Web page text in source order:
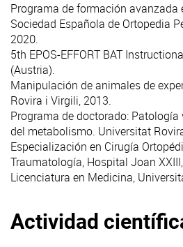
Programa de formación avanzada
Sociedad Española de Ortopedia
2020.
5th EPOS-EFFORT BAT
(Austria).
Manipulación de animales de
Rovira i Virgili, 2013.
Programa de doctorado:
del metabolismo. Universitat
Especialización en Cirugía
Traumatología, Hospital Joan
Licenciatura en Medicina,
Actividad